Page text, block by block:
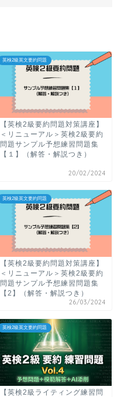
英検2級英文要約問題
【英検2級要約問題対策講座】
＜リニューアル＞英検2級要約
問題サンプル予想練習問題集
【１】（解答・解説つき）
20/02/2024
英検2級英文要約問題
【英検2級要約問題対策講座】
＜リニューアル＞英検2級要約
問題サンプル予想練習問題集
【2】（解答・解説つき）
26/03/2024
英検2級英文要約問題
【英検2級ライティング練習問